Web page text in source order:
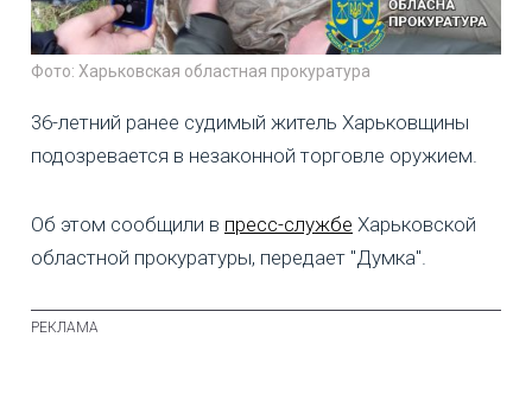
Фото: Харьковская областная прокуратура
36-летний ранее судимый житель Харьковщины
подозревается в незаконной торговле оружием.
Об этом сообщили в пресс-службе Харьковской
областной прокуратуры, передает "Думка".